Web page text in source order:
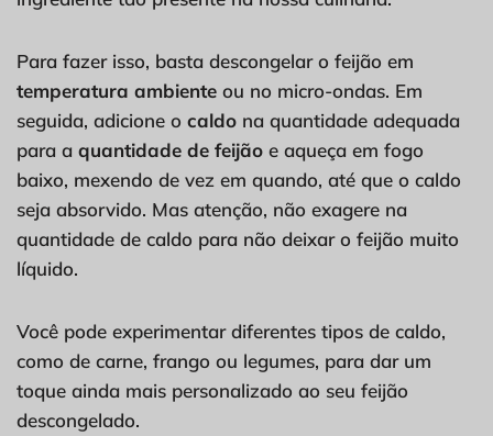
Para fazer isso, basta descongelar o feijão em
temperatura ambiente ou no micro-ondas. Em
seguida, adicione o caldo na quantidade adequada
para a quantidade de feijão e aqueça em fogo
baixo, mexendo de vez em quando, até que o caldo
seja absorvido. Mas atenção, não exagere na
quantidade de caldo para não deixar o feijão muito
líquido.
Você pode experimentar diferentes tipos de caldo,
como de carne, frango ou legumes, para dar um
toque ainda mais personalizado ao seu feijão
descongelado.